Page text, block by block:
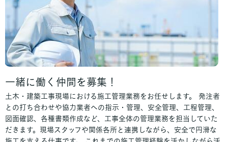
一緒に働く仲間を募集！
土木・建築工事現場における施工管理業務をお任せします。 発注者
との打ち合わせや協力業者への指示・管理、安全管理、工程管理、
図面確認、各種書類作成など、工事全体の管理業務を担当していた
だきます。現場スタッフや関係各所と連携しながら、安全で円滑な